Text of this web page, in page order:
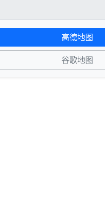
高德地图
谷歌地图